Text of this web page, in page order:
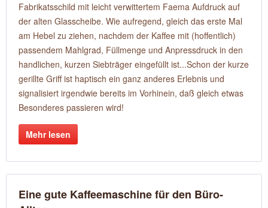
Fabrikatsschild mit leicht verwittertem Faema Aufdruck auf
der alten Glasscheibe. Wie aufregend, gleich das erste Mal
am Hebel zu ziehen, nachdem der Kaffee mit (hoffentlich)
passendem Mahlgrad, Füllmenge und Anpressdruck in den
handlichen, kurzen Siebträger eingefüllt ist...Schon der kurze
gerillte Griff ist haptisch ein ganz anderes Erlebnis und
signalisiert irgendwie bereits im Vorhinein, daß gleich etwas
Besonderes passieren wird!
Mehr lesen
Eine gute Kaffeemaschine für den Büro-